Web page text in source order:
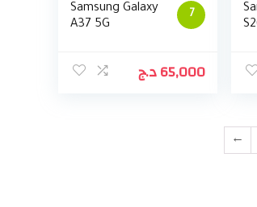
7
Samsung Galaxy
A37 5G
65,000د.ج
←